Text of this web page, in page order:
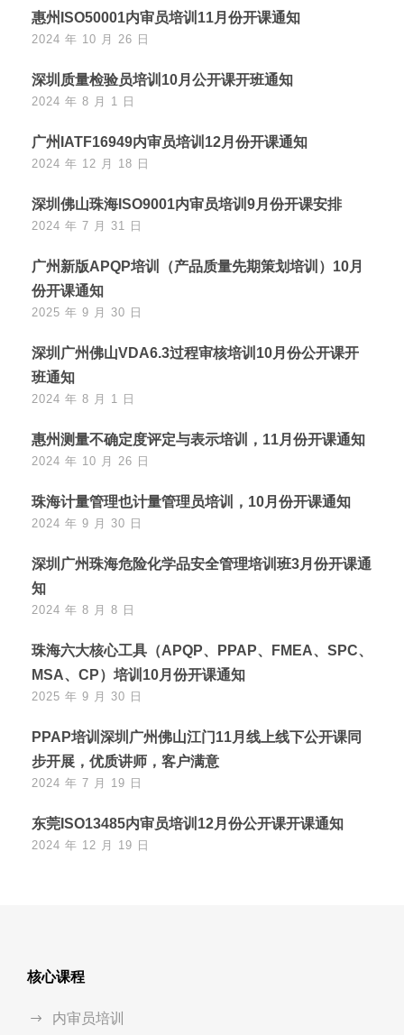
惠州ISO50001内审员培训11月份开课通知
2024 年 10 月 26 日
深圳质量检验员培训10月公开课开班通知
2024 年 8 月 1 日
广州IATF16949内审员培训12月份开课通知
2024 年 12 月 18 日
深圳佛山珠海ISO9001内审员培训9月份开课安排
2024 年 7 月 31 日
广州新版APQP培训（产品质量先期策划培训）10月
份开课通知
2025 年 9 月 30 日
深圳广州佛山VDA6.3过程审核培训10月份公开课开
班通知
2024 年 8 月 1 日
惠州测量不确定度评定与表示培训，11月份开课通知
2024 年 10 月 26 日
珠海计量管理也计量管理员培训，10月份开课通知
2024 年 9 月 30 日
深圳广州珠海危险化学品安全管理培训班3月份开课通
知
2024 年 8 月 8 日
珠海六大核心工具（APQP、PPAP、FMEA、SPC、
MSA、CP）培训10月份开课通知
2025 年 9 月 30 日
PPAP培训深圳广州佛山江门11月线上线下公开课同
步开展，优质讲师，客户满意
2024 年 7 月 19 日
东莞ISO13485内审员培训12月份公开课开课通知
2024 年 12 月 19 日
核心课程
内审员培训